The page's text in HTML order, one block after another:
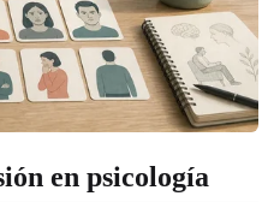
en psicología